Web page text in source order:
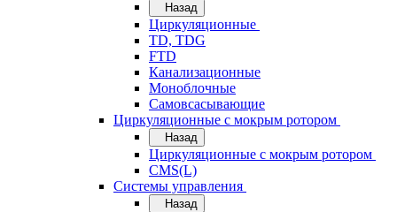
Назад
Циркуляционные
TD, TDG
FTD
Канализационные
Моноблочные
Самовсасывающие
Циркуляционные с мокрым ротором
Назад
Циркуляционные с мокрым ротором
CMS(L)
Системы управления
Назад